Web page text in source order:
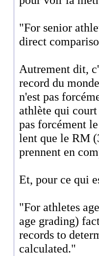
"For senior
direct
Autrement dit,
record du
n'est pas
athlète qui
pas forcément
lent que le RM
prennent en
Et, pour ce qui
"For athletes
age grading)
records to
calculated."